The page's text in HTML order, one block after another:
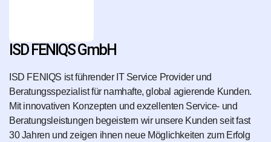
ISD FENIQS GmbH
ISD FENIQS ist führender IT Service Provider und
Beratungsspezialist für namhafte, global agierende Kunden.
Mit innovativen Konzepten und exzellenten Service- und
Beratungsleistungen begeistern wir unsere Kunden seit fast
30 Jahren und zeigen ihnen neue Möglichkeiten zum Erfolg